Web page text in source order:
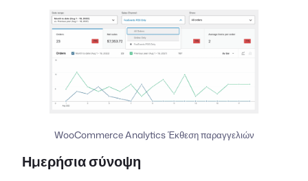
WooCommerce Analytics Έκθεση παραγγελιών
Ημερήσια σύνοψη